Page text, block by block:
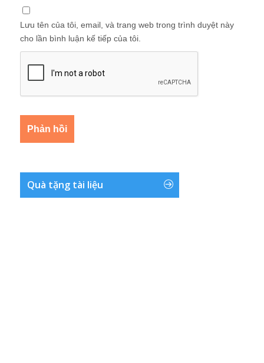
Lưu tên của tôi, email, và trang web trong trình duyệt này
cho lần bình luận kế tiếp của tôi.
Quà tặng tài liệu